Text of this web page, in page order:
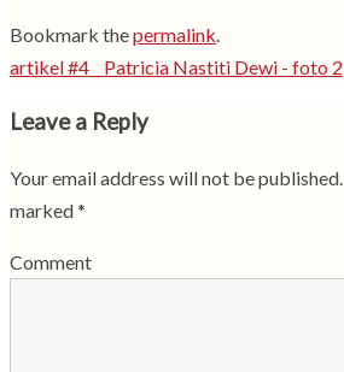
Bookmark thepermalink
artikel #4 _ Patricia Nastiti Dewi - foto 2
Leave a Reply
Your email address will not be published.
marked*
Comment